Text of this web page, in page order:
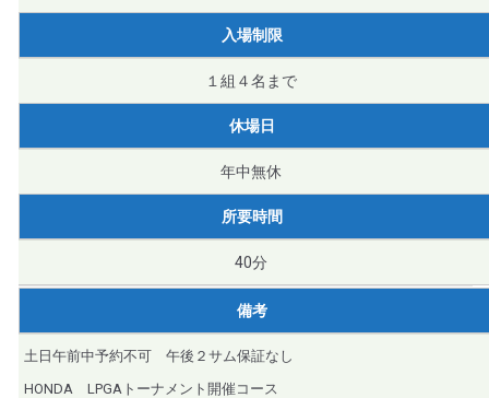
入場制限
１組４名まで
休場日
年中無休
所要時間
40分
備考
土日午前中予約不可 午後２サム保証なし
HONDA LPGAトーナメント開催コース